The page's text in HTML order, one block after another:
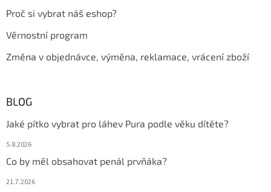
Proč si vybrat náš eshop?
Věrnostní program
Změna v objednávce, výměna, reklamace, vrácení zboží
BLOG
Jaké pítko vybrat pro láhev Pura podle věku dítěte?
5.8.2026
Co by měl obsahovat penál prvňáka?
21.7.2026